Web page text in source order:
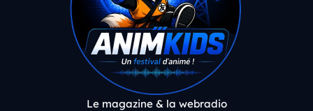
Le magazine & la webradio